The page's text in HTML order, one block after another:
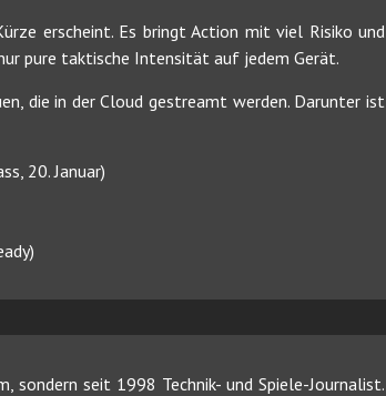
erscheint. Es bringt Action mit viel Risiko und
pure taktische Intensität auf jedem Gerät.
die in der Cloud gestreamt werden. Darunter ist
20. Januar)
sondern seit 1998 Technik- und Spiele-Journalist.